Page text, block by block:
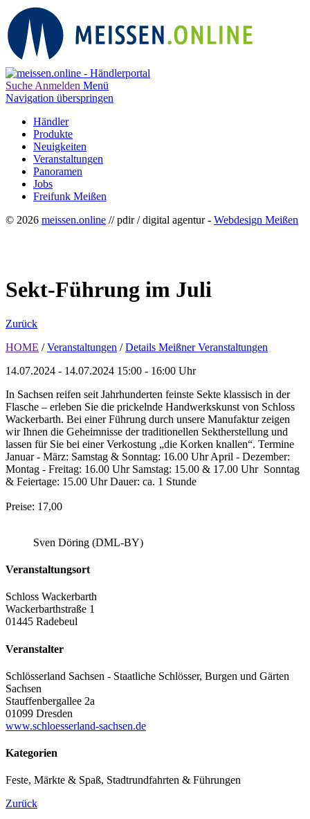
Suche Anmelden Menü
Navigation überspringen
Händler
Produkte
Neuigkeiten
Veranstaltungen
Panoramen
Jobs
Freifunk Meißen
© 2026 meissen.online // pdir / digital agentur - Webdesign Meißen
Sekt-Führung im Juli
Zurück
HOME / Veranstaltungen / Details Meißner Veranstaltungen
14.07.2024 - 14.07.2024 15:00 - 16:00 Uhr
In Sachsen reifen seit Jahrhunderten feinste Sekte klassisch in der
Flasche – erleben Sie die prickelnde Handwerkskunst von Schloss
Wackerbarth. Bei einer Führung durch unsere Manufaktur zeigen
wir Ihnen die Geheimnisse der traditionellen Sektherstellung und
lassen für Sie bei einer Verkostung „die Korken knallen“. Termine
Januar - März: Samstag & Sonntag: 16.00 Uhr April - Dezember:
Montag - Freitag: 16.00 Uhr Samstag: 15.00 & 17.00 Uhr Sonntag
& Feiertage: 15.00 Uhr Dauer: ca. 1 Stunde
Preise: 17,00
Sven Döring (DML-BY)
Veranstaltungsort
Schloss Wackerbarth
Wackerbarthstraße 1
01445 Radebeul
Veranstalter
Schlösserland Sachsen - Staatliche Schlösser, Burgen und Gärten
Sachsen
Stauffenbergallee 2a
01099 Dresden
www.schloesserland-sachsen.de
Kategorien
Feste, Märkte & Spaß, Stadtrundfahrten & Führungen
Zurück